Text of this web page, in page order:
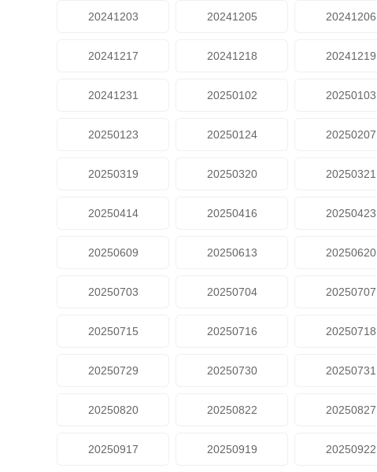
20241203 20241205 20241206
20241217 20241218 20241219
20241231 20250102 20250103
20250123 20250124 20250207
20250319 20250320 20250321
20250414 20250416 20250423
20250609 20250613 20250620
20250703 20250704 20250707
20250715 20250716 20250718
20250729 20250730 20250731
20250820 20250822 20250827
20250917 20250919 20250922